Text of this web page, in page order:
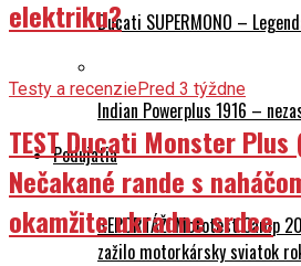
Ducati SUPERMONO –
Indian Powerplus 1916 –
Podujatia
REPORTÁŽ: Mototest Camp
zažilo motorkársky sviatok
elektriku?
Testy a recenziePred 3 týždne
TEST Ducati Monster
Nečakané rande s
okamžite ukradne srdce